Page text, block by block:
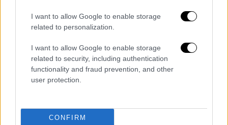
I want to allow Google to enable storage
related to personalization.
I want to allow Google to enable storage
related to security, including authentication
functionality and fraud prevention, and other
user protection.
CONFIRM
Κατόπιν αυτών, η ΕΑ μετά από φανερή
ψηφοφορία αποφάσισε ομόφωνα τα
ακόλουθα:
Διαπιστώνει κατά τα αναφερόμενα
ΑΛΤΕΡ ΕΓΚΟ Μ.Μ.Ε. Α.Ε. παραβίασε το
άρθρο 39 παρ. 5 του Ν. 3959/2011,